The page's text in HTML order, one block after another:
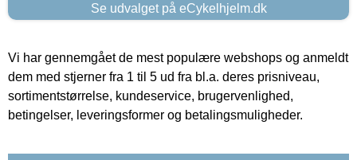
Se udvalget på eCykelhjelm.dk
Vi har gennemgået de mest populære webshops og anmeldt
dem med stjerner fra 1 til 5 ud fra bl.a. deres prisniveau,
sortimentstørrelse, kundeservice, brugervenlighed,
betingelser, leveringsformer og betalingsmuligheder.